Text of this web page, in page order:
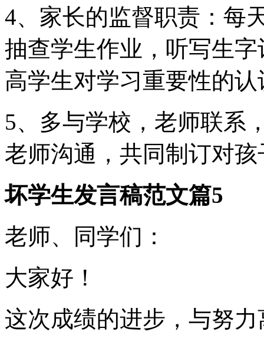
4、家长的监督职责：每
抽查学生作业，听写生
高学生对学习重要性的认
5、多与学校，老师联系
老师沟通，共同制订对
坏学生发言稿范文篇5
老师、同学们：
大家好！
这次成绩的进步，与努